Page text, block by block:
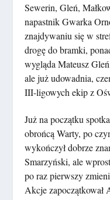
Sewerin, Gleń,
napastnik Gwarka
znajdywaniu się w
drogę do bramki,
wygląda Mateusz
ale już udowadnia,
III-ligowych ekip z
Już na początku
obrońcą Warty, po
wykończył dobrze
Smarzyński, ale
po raz pierwszy
Akcje zapoczątkował